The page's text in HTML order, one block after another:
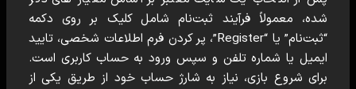
شده، معمولاً فرآیند ثبت‌نام شامل کلیک بر روی دکمه
“ثبت‌نام” یا “Register”، پر کردن فرم اطلاعات شخصی، تایید
ایمیل یا شماره تلفن و سپس ورود به حساب کاربری است.
برای شروع بازی، نیاز به شارژ حساب خود از طریق یکی از